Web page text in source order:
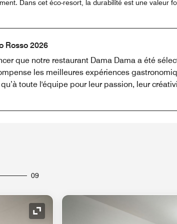
Dans cet éco-resort, la durabilité est une valeur
Rosso 2026
que notre restaurant Dama Dama a été
les meilleures expériences
toute l'équipe pour leur passion, leur
09
Icône de développement